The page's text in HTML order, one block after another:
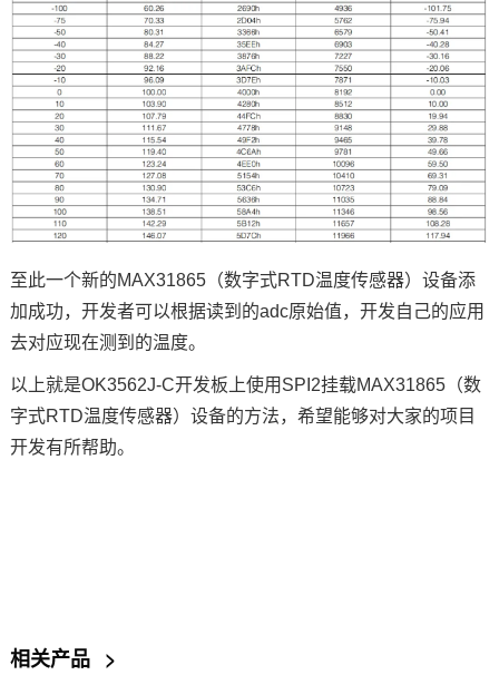
至此一个新的MAX31865（数字式RTD温度传感器）设备添
加成功，开发者可以根据读到的adc原始值，开发自己的应用
去对应现在测到的温度。
以上就是OK3562J-C开发板上使用SPI2挂载MAX31865（数
字式RTD温度传感器）设备的方法，希望能够对大家的项目
开发有所帮助。
相关产品 >